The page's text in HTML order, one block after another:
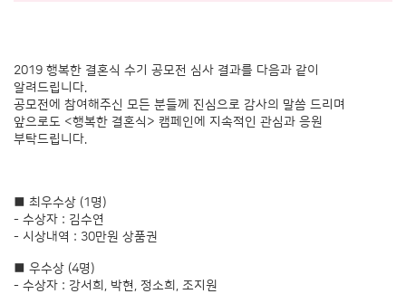
2019 행복한 결혼식 수기 공모전 심사 결과를 다음과 같이
알려드립니다.
공모전에 참여해주신 모든 분들께 진심으로 감사의 말씀 드리며
앞으로도 <행복한 결혼식> 캠페인에 지속적인 관심과 응원
부탁드립니다.
■ 최우수상 (1명)
- 수상자 : 김수연
- 시상내역 : 30만원 상품권
■ 우수상 (4명)
- 수상자 : 강서희, 박현, 정소희, 조지원